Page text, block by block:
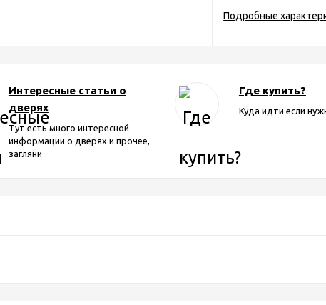
Подробные
Интересные статьи о
дверях
Тут есть много интересной
информации о дверях и прочее,
загляни
Где купить?
Куда идти если